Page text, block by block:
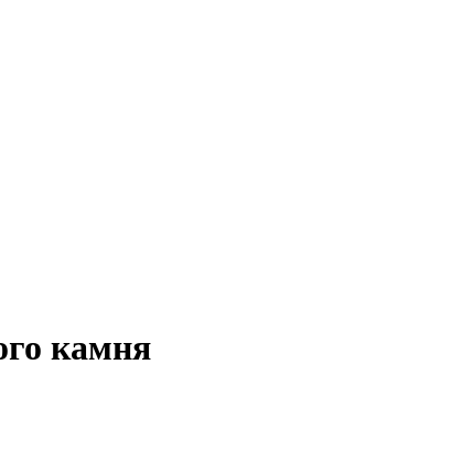
камня